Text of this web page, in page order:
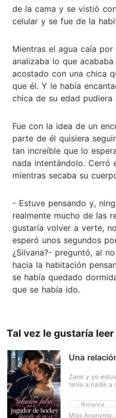
de la cama y se vistió
celular y se fue de la
Mientras el agua caía
analizaba lo que
acostado con una chica
que él. Y le había
chica de su edad pudiera
Fue con la idea de un
parte de él quisiera
tan increíble que lo
nada intentándolo. Cerró
mientras secaba su
- Estuve pensando y,
realmente mucho de las
gustaría volver a verte,
esperó unos segundos
¿Silvana?- preguntó, al
hacia la habitación
se había quedado
que se había ido.
Tal vez le gustaría leer
Una
Romance
Miss Anonymous
Zane y yo
tenía a nadie a
de todo, me
en su vida. Pero después de seis años de relación y
cuatro años